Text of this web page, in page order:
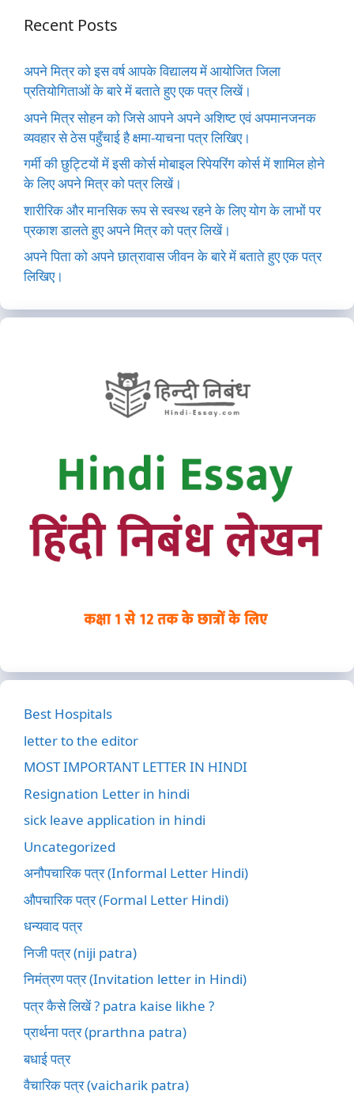
Recent Posts
अपने मित्र को इस वर्ष आपके विद्यालय में आयोजित जिला
प्रतियोगिताओं के बारे में बताते हुए एक पत्र लिखें।
अपने मित्र सोहन को जिसे आपने अपने अशिष्ट एवं अपमानजनक
व्यवहार से ठेस पहुँचाई है क्षमा-याचना पत्र लिखिए।
गर्मी की छुट्टियों में इसी कोर्स मोबाइल रिपेयरिंग कोर्स में शामिल होने
के लिए अपने मित्र को पत्र लिखें।
शारीरिक और मानसिक रूप से स्वस्थ रहने के लिए योग के लाभों पर
प्रकाश डालते हुए अपने मित्र को पत्र लिखें।
अपने पिता को अपने छात्रावास जीवन के बारे में बताते हुए एक पत्र
लिखिए।
Best Hospitals
letter to the editor
MOST IMPORTANT LETTER IN HINDI
Resignation Letter in hindi
sick leave application in hindi
Uncategorized
अनौपचारिक पत्र (Informal Letter Hindi)
औपचारिक पत्र (Formal Letter Hindi)
धन्यवाद पत्र
निजी पत्र (niji patra)
निमंत्रण पत्र (Invitation letter in Hindi)
पत्र कैसे लिखें ? patra kaise likhe ?
प्रार्थना पत्र (prarthna patra)
बधाई पत्र
वैचारिक पत्र (vaicharik patra)